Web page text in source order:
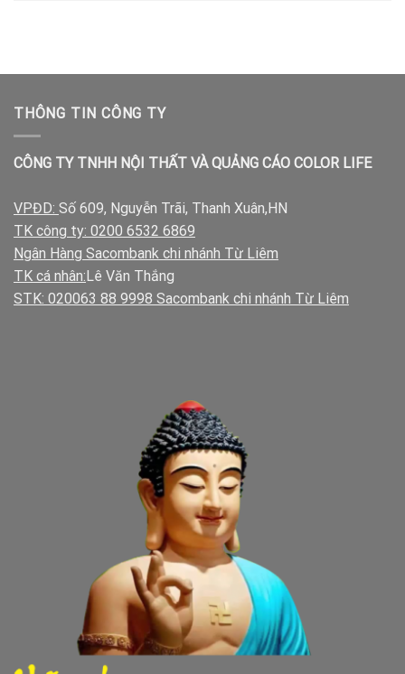
THÔNG TIN CÔNG TY
CÔNG TY TNHH NỘI THẤT VÀ QUẢNG CÁO COLOR LIFE
VPĐD: Số 609, Nguyễn Trãi, Thanh Xuân,HN
TK công ty: 0200 6532 6869
Ngân Hàng Sacombank chi nhánh Từ Liêm
TK cá nhân:Lê Văn Thắng
STK: 020063 88 9998 Sacombank chi nhánh Từ Liêm